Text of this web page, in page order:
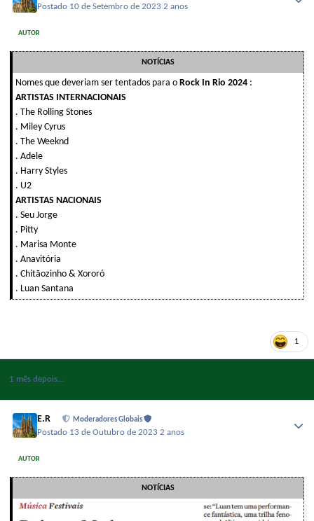
Postado 10 de Setembro de 20232 anos
AUTOR
NOTÍCIAS
Nomes que deveriam ser tentados para o Rock In Rio 2024 :
ARTISTAS INTERNACIONAIS
. The Rolling Stones
. Miley Cyrus
. The Weeknd
. Adele
. Harry Styles
. U2
ARTISTAS NACIONAIS
. Seu Jorge
. Pitty
. Marisa Monte
. Anavitória
. Chitãozinho & Xororó
. Luan Santana
1
1 mês depois...
E.R Moderadores Globais
Postado 13 de Outubro de 20232 anos
AUTOR
NOTÍCIAS